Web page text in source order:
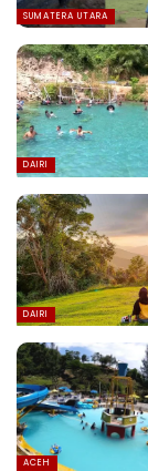
SUMATERA UTARA
DAIRI
DAIRI
ACEH